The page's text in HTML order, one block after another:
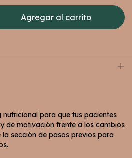
para que tus pacientes
de motivación frente a los cambios
sección de pasos previos para